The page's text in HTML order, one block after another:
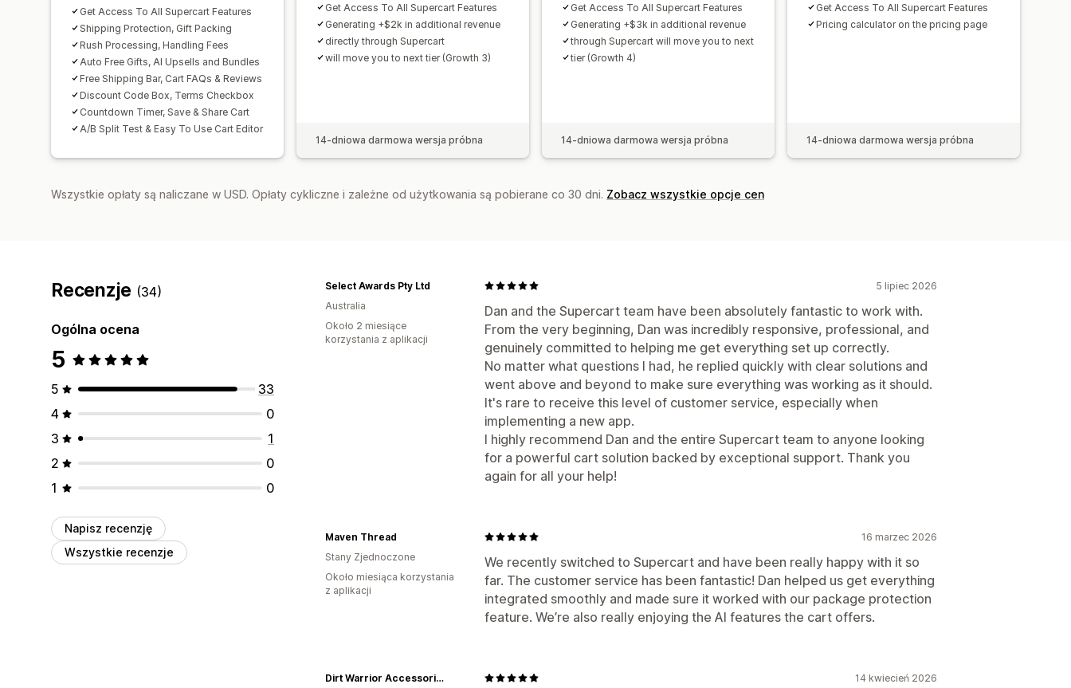
Get Access To All Supercart Features
Shipping Protection, Gift Packing
Rush Processing, Handling Fees
Auto Free Gifts, AI Upsells and Bundles
Free Shipping Bar, Cart FAQs & Reviews
Discount Code Box, Terms Checkbox
Countdown Timer, Save & Share Cart
A/B Split Test & Easy To Use Cart Editor
Get Access To All Supercart Features
Generating +$2k in additional revenue
directly through Supercart
will move you to next tier (Growth 3)
14-dniowa darmowa wersja próbna
Get Access To All Supercart Features
Generating +$3k in additional revenue
through Supercart will move you to next
tier (Growth 4)
14-dniowa darmowa wersja próbna
Get Access To All Supercart Features
Pricing calculator on the pricing page
14-dniowa darmowa wersja próbna
Wszystkie opłaty są naliczane w USD. Opłaty cykliczne i zależne od użytkowania są pobierane co 30 dni. Zobacz wszystkie opcje cen
Recenzje (34)
Ogólna ocena
5
5
33
4
0
3
1
2
0
1
0
Napisz recenzję
Wszystkie recenzje
5 lipiec 2026
Dan and the Supercart team have been absolutely fantastic to work with.
From the very beginning, Dan was incredibly responsive, professional, and
genuinely committed to helping me get everything set up correctly.
No matter what questions I had, he replied quickly with clear solutions and
went above and beyond to make sure everything was working as it should.
It's rare to receive this level of customer service, especially when
implementing a new app.
I highly recommend Dan and the entire Supercart team to anyone looking
for a powerful cart solution backed by exceptional support. Thank you
again for all your help!
Select Awards Pty Ltd
Australia
Około 2 miesiące
korzystania z aplikacji
16 marzec 2026
We recently switched to Supercart and have been really happy with it so
far. The customer service has been fantastic! Dan helped us get everything
integrated smoothly and made sure it worked with our package protection
feature. We’re also really enjoying the AI features the cart offers.
Maven Thread
Stany Zjednoczone
Około miesiąca korzystania
z aplikacji
14 kwiecień 2026
Dirt Warrior Accessories